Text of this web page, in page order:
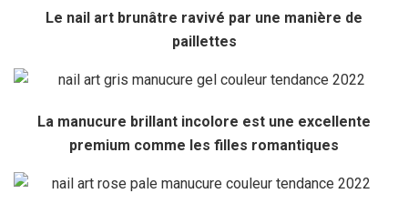
Le nail art brunâtre ravivé par une manière de
paillettes
La manucure brillant incolore est une excellente
premium comme les filles romantiques